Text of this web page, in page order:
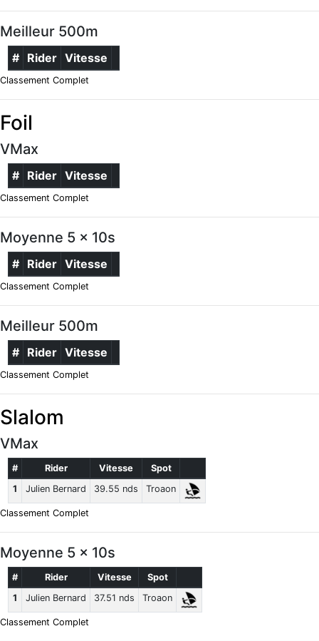
Meilleur 500m
# Rider Vitesse
Classement Complet
Foil
VMax
# Rider Vitesse
Classement Complet
Moyenne 5 x 10s
# Rider Vitesse
Classement Complet
Meilleur 500m
# Rider Vitesse
Classement Complet
Slalom
VMax
# Rider Vitesse
Spot
1
Julien Bernard 39.55 nds Troaon
Classement Complet
Moyenne 5 x 10s
# Rider Vitesse
Spot
1
Julien Bernard 37.51 nds Troaon
Classement Complet